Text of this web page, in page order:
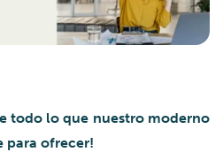
todo lo que nuestro moderno
para ofrecer!